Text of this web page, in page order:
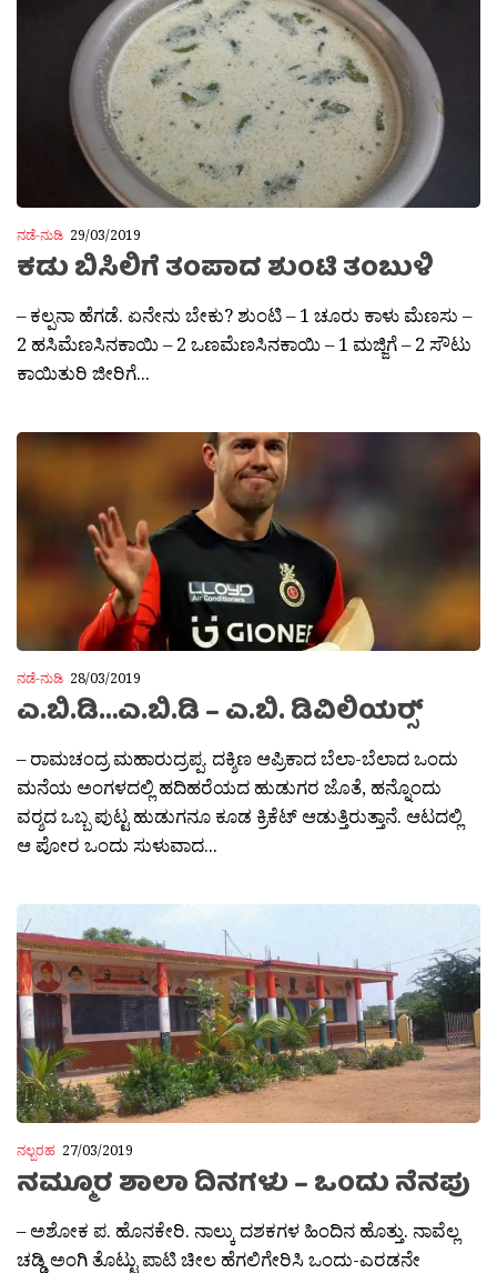
ನಡೆ-ನುಡಿ 29/03/2019
ಕಡು ಬಿಸಿಲಿಗೆ ತಂಪಾದ ಶುಂಟಿ ತಂಬುಳಿ
– ಕಲ್ಪನಾ ಹೆಗಡೆ. ಏನೇನು ಬೇಕು? ಶುಂಟಿ – 1 ಚೂರು ಕಾಳು ಮೆಣಸು –
2 ಹಸಿಮೆಣಸಿನಕಾಯಿ – 2 ಒಣಮೆಣಸಿನಕಾಯಿ – 1 ಮಜ್ಜಿಗೆ – 2 ಸೌಟು
ಕಾಯಿತುರಿ ಜೀರಿಗೆ...
ನಡೆ-ನುಡಿ 28/03/2019
ಎ.ಬಿ.ಡಿ…ಎ.ಬಿ.ಡಿ – ಎ.ಬಿ. ಡಿವಿಲಿಯರ‍್ಸ್
– ರಾಮಚಂದ್ರ ಮಹಾರುದ್ರಪ್ಪ. ದಕ್ಶಿಣ ಆಪ್ರಿಕಾದ ಬೆಲಾ-ಬೆಲಾದ ಒಂದು
ಮನೆಯ ಅಂಗಳದಲ್ಲಿ ಹದಿಹರೆಯದ ಹುಡುಗರ ಜೊತೆ, ಹನ್ನೊಂದು
ವರ‍್ಶದ ಒಬ್ಬ ಪುಟ್ಟ ಹುಡುಗನೂ ಕೂಡ ಕ್ರಿಕೆಟ್ ಆಡುತ್ತಿರುತ್ತಾನೆ. ಆಟದಲ್ಲಿ
ಆ ಪೋರ ಒಂದು ಸುಳುವಾದ...
ನಲ್ಬರಹ 27/03/2019
ನಮ್ಮೂರ ಶಾಲಾ ದಿನಗಳು – ಒಂದು ನೆನಪು
– ಅಶೋಕ ಪ. ಹೊನಕೇರಿ. ನಾಲ್ಕು ದಶಕಗಳ ಹಿಂದಿನ ಹೊತ್ತು. ನಾವೆಲ್ಲ
ಚಡ್ಡಿ ಅಂಗಿ ತೊಟ್ಟು ಪಾಟಿ ಚೀಲ ಹೆಗಲಿಗೇರಿಸಿ ಒಂದು-ಎರಡನೇ